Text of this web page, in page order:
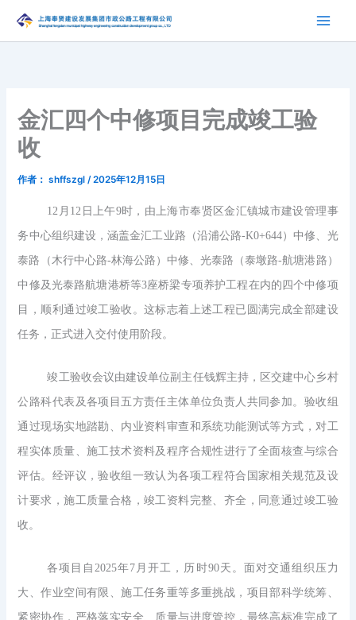
内
金汇四个中修项目完成竣工验
收
作者： shffszgl/2025年12月15日
12月12日上午9时，由上海市奉贤区金汇镇城市建设管理事
务中心组织建设，涵盖金汇工业路（沿浦公路-K0+644）中修、光
泰路（木行中心路-林海公路）中修、光泰路（泰墩路-航塘港路）
中修及光泰路航塘港桥等3座桥梁专项养护工程在内的四个中修项
目，顺利通过竣工验收。这标志着上述工程已圆满完成全部建设
任务，正式进入交付使用阶段。
竣工验收会议由建设单位副主任钱辉主持，区交建中心乡村
公路科代表及各项目五方责任主体单位负责人共同参加。验收组
通过现场实地踏勘、内业资料审查和系统功能测试等方式，对工
程实体质量、施工技术资料及程序合规性进行了全面核查与综合
评估。经评议，验收组一致认为各项工程符合国家相关规范及设
计要求，施工质量合格，竣工资料完整、齐全，同意通过竣工验
收。
各项目自2025年7月开工，历时90天。面对交通组织压力
大、作业空间有限、施工任务重等多重挑战，项目部科学统筹、
紧密协作，严格落实安全、质量与进度管控，最终高标准完成了